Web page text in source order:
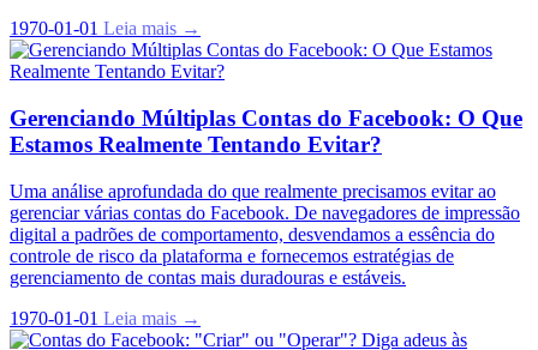
1970-01-01 Leia mais →
Gerenciando Múltiplas Contas do Facebook: O Que
Estamos Realmente Tentando Evitar?
Uma análise aprofundada do que realmente precisamos evitar ao
gerenciar várias contas do Facebook. De navegadores de impressão
digital a padrões de comportamento, desvendamos a essência do
controle de risco da plataforma e fornecemos estratégias de
gerenciamento de contas mais duradouras e estáveis.
1970-01-01 Leia mais →